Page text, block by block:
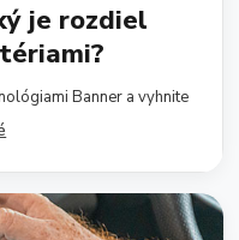
je rozdiel
Banner a vyhnite